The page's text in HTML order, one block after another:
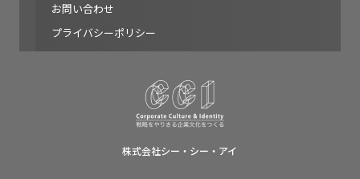
お問い合わせ
プライバシーポリシー
株式会社シー・シー・アイ